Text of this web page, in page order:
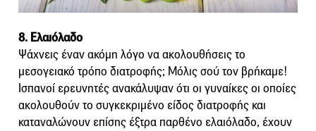
8. Ελαιόλαδο
Ψάχνεις έναν ακόμη λόγο να ακολουθήσεις το
μεσογειακό τρόπο διατροφής; Μόλις σού τον βρήκαμε!
Ισπανοί ερευνητές ανακάλυψαν ότι οι γυναίκες οι οποίες
ακολουθούν το συγκεκριμένο είδος διατροφής και
καταναλώνουν επίσης έξτρα παρθένο ελαιόλαδο, έχουν